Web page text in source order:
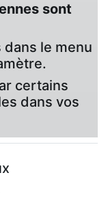
sont
le menu
certains
dans vos